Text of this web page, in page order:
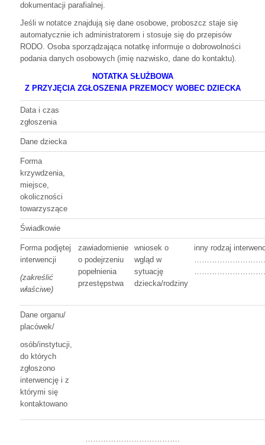
dokumentacji parafialnej.
Jeśli w notatce znajdują się dane osobowe, proboszcz staje się
automatycznie ich administratorem i stosuje się do przepisów
RODO. Osoba sporządzająca notatkę informuje o dobrowolności
podania danych osobowych (imię nazwisko, dane do kontaktu).
NOTATKA SŁUŻBOWA
Z PRZYJĘCIA ZGŁOSZENIA PRZEMOCY WOBEC DZIECKA
Data i czas
zgłoszenia
Dane dziecka
Forma
krzywdzenia,
miejsce,
okoliczności
towarzyszące
Świadkowie
Forma podjętej
interwencji
(zakreślić
właściwe)
zawiadomienie
o podejrzeniu
popełnienia
przestępstwa
wniosek o
wgląd w
sytuację
dziecka/rodziny
inny rodzaj
Dane organu/
placówek/
osób/instytucji,
do których
zgłoszono
interwencję i z
którymi się
kontaktowano